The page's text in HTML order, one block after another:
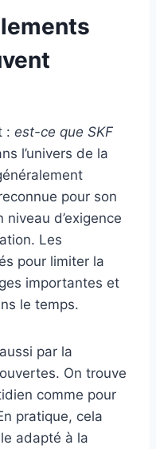
: est-ce que SKF
l’univers de la
pour son
d’exigence
Les
pour limiter la
importantes et
le temps.
par la
On trouve
comme pour
pratique, cela
adapté à la